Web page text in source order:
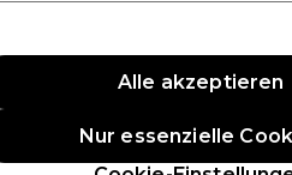
Die Professional Preise Vegane
Nur essenzielle
Alle akzeptieren